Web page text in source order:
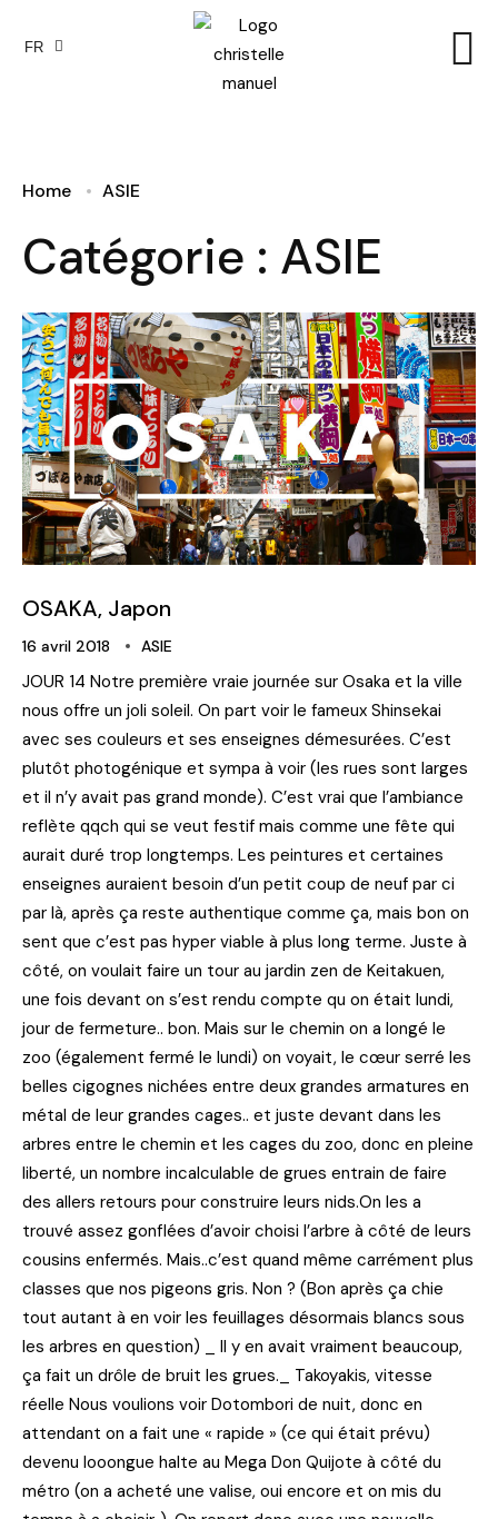
FR
EN
Home ASIE
Catégorie : ASIE
OSAKA, Japon
16 avril 2018 ASIE
JOUR 14 Notre première vraie journée sur Osaka et la ville
nous offre un joli soleil. On part voir le fameux Shinsekai
avec ses couleurs et ses enseignes démesurées. C’est
plutôt photogénique et sympa à voir (les rues sont larges
et il n’y avait pas grand monde). C’est vrai que l’ambiance
reflète qqch qui se veut festif mais comme une fête qui
aurait duré trop longtemps. Les peintures et certaines
enseignes auraient besoin d’un petit coup de neuf par ci
par là, après ça reste authentique comme ça, mais bon on
sent que c’est pas hyper viable à plus long terme. Juste à
côté, on voulait faire un tour au jardin zen de Keitakuen,
une fois devant on s’est rendu compte qu on était lundi,
jour de fermeture.. bon. Mais sur le chemin on a longé le
zoo (également fermé le lundi) on voyait, le cœur serré les
belles cigognes nichées entre deux grandes armatures en
métal de leur grandes cages.. et juste devant dans les
arbres entre le chemin et les cages du zoo, donc en pleine
liberté, un nombre incalculable de grues entrain de faire
des allers retours pour construire leurs nids.On les a
trouvé assez gonflées d’avoir choisi l’arbre à côté de leurs
cousins enfermés. Mais..c’est quand même carrément plus
classes que nos pigeons gris. Non ? (Bon après ça chie
tout autant à en voir les feuillages désormais blancs sous
les arbres en question) _ Il y en avait vraiment beaucoup,
ça fait un drôle de bruit les grues._ Takoyakis, vitesse
réelle Nous voulions voir Dotombori de nuit, donc en
attendant on a fait une « rapide » (ce qui était prévu)
devenu looongue halte au Mega Don Quijote à côté du
métro (on a acheté une valise, oui encore et on mis du